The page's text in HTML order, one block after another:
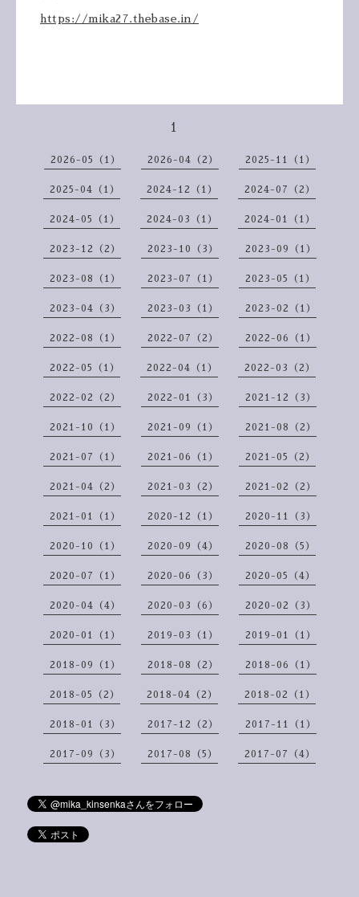
https://mika27.thebase.in/
1
2026-05（1） 2026-04（2） 2025-11（1）
2025-04（1） 2024-12（1） 2024-07（2）
2024-05（1） 2024-03（1） 2024-01（1）
2023-12（2） 2023-10（3） 2023-09（1）
2023-08（1） 2023-07（1） 2023-05（1）
2023-04（3） 2023-03（1） 2023-02（1）
2022-08（1） 2022-07（2） 2022-06（1）
2022-05（1） 2022-04（1） 2022-03（2）
2022-02（2） 2022-01（3） 2021-12（3）
2021-10（1） 2021-09（1） 2021-08（2）
2021-07（1） 2021-06（1） 2021-05（2）
2021-04（2） 2021-03（2） 2021-02（2）
2021-01（1） 2020-12（1） 2020-11（3）
2020-10（1） 2020-09（4） 2020-08（5）
2020-07（1） 2020-06（3） 2020-05（4）
2020-04（4） 2020-03（6） 2020-02（3）
2020-01（1） 2019-03（1） 2019-01（1）
2018-09（1） 2018-08（2） 2018-06（1）
2018-05（2） 2018-04（2） 2018-02（1）
2018-01（3） 2017-12（2） 2017-11（1）
2017-09（3） 2017-08（5） 2017-07（4）